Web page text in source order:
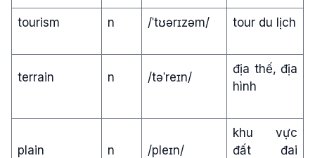
tourism n /ˈtʊərɪzəm/ tour du lịch
terrain n /təˈreɪn/
địa thế, địa
hình
plain n /pleɪn/
khu vực
đất đai